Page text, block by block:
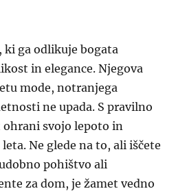
ki ga odlikuje bogata
in elegance. Njegova
mode, notranjega
ne upada. S pravilno
ohrani svojo lepoto in
Ne glede na to, ali iščete
pohištvo ali
za dom, je žamet vedno